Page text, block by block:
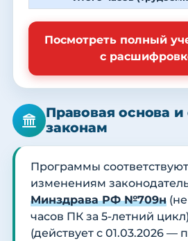
Посмотреть полный
с
Правовая основа и
законам
Программы
изменениям
Минздрава РФ №709н
часов ПК за 5-летний
(действует с 01.03.2026 —